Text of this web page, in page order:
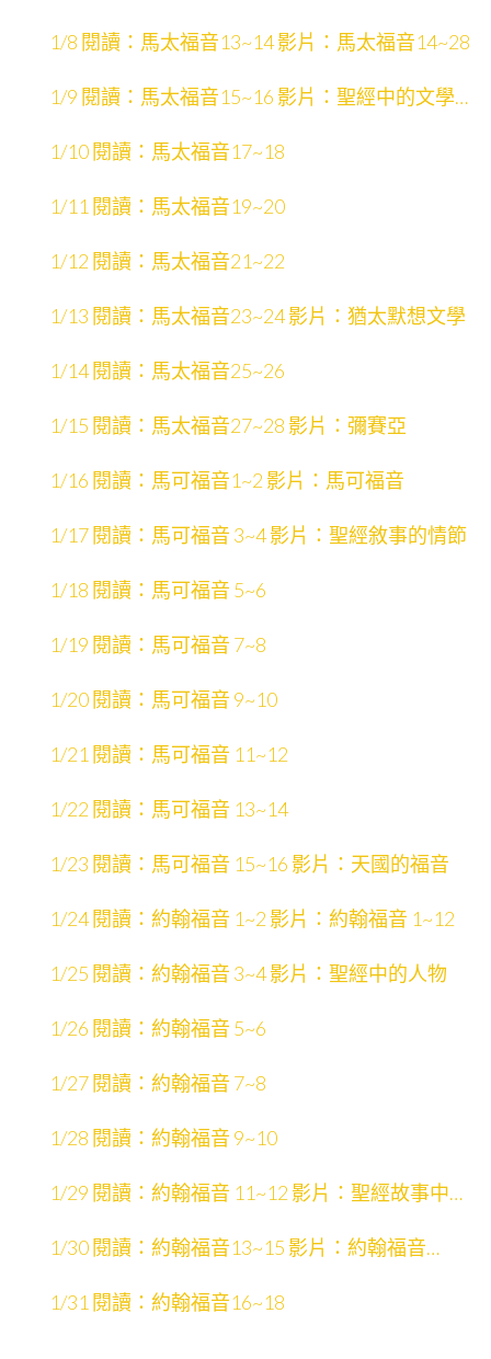
1/8 閱讀：馬太福音13~14 影片：馬太福音14~28
1/9 閱讀：馬太福音15~16 影片：聖經中的文學形
1/10 閱讀：馬太福音17~18
1/11 閱讀：馬太福音19~20
1/12 閱讀：馬太福音21~22
1/13 閱讀：馬太福音23~24 影片：猶太默想文學
1/14 閱讀：馬太福音25~26
1/15 閱讀：馬太福音27~28 影片：彌賽亞
1/16 閱讀：馬可福音1~2 影片：馬可福音
1/17 閱讀：馬可福音 3~4 影片：聖經敘事的情節
1/18 閱讀：馬可福音 5~6
1/19 閱讀：馬可福音 7~8
1/20 閱讀：馬可福音 9~10
1/21 閱讀：馬可福音 11~12
1/22 閱讀：馬可福音 13~14
1/23 閱讀：馬可福音 15~16 影片：天國的福音
1/24 閱讀：約翰福音 1~2 影片：約翰福音 1~12
1/25 閱讀：約翰福音 3~4 影片：聖經中的人物
1/26 閱讀：約翰福音 5~6
1/27 閱讀：約翰福音 7~8
1/28 閱讀：約翰福音 9~10
1/29 閱讀：約翰福音 11~12 影片：聖經故事中的
1/30 閱讀：約翰福音13~15 影片：約翰福音
1/31 閱讀：約翰福音16~18